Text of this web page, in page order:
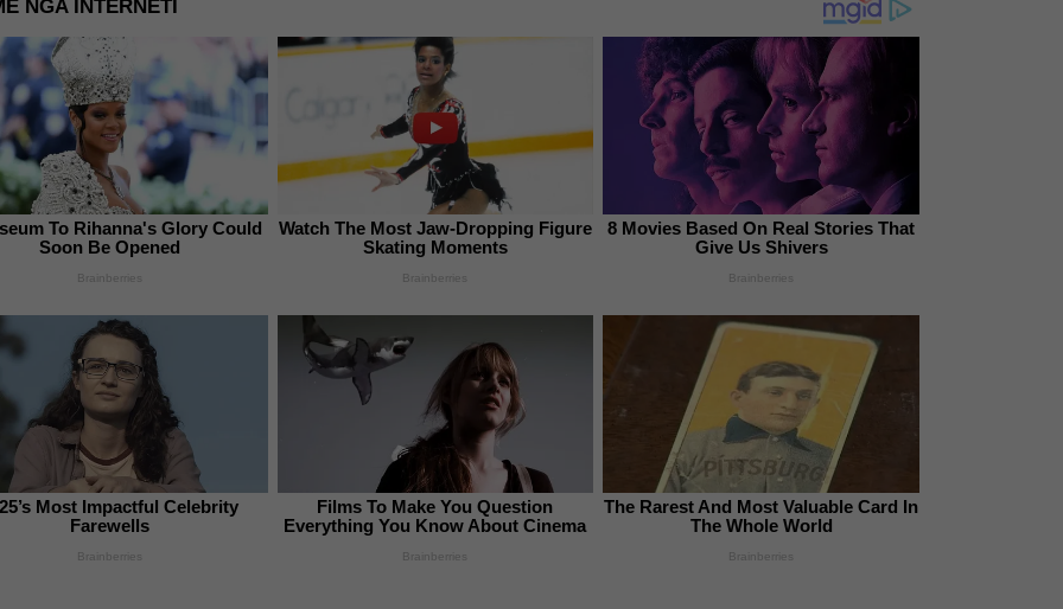
NGA INTERNETI
To Rihanna's Glory Could
Soon Be Opened
Brainberries
Watch The Most Jaw‑Dropping Figure
Skating Moments
Brainberries
8 Movies Based On Real Stories That
Give Us Shivers
Brainberries
Most Impactful Celebrity
Farewells
Brainberries
Films To Make You Question
Everything You Know About Cinema
Brainberries
The Rarest And Most Valuable Card In
The Whole World
Brainberries